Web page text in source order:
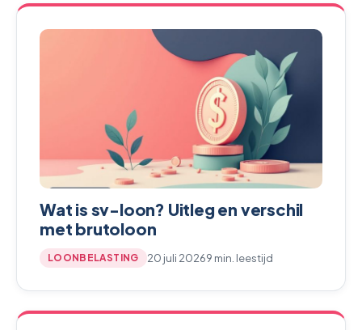
Wat is sv-loon? Uitleg en verschil
met brutoloon
LOONBELASTING 20 juli 20269 min. leestijd